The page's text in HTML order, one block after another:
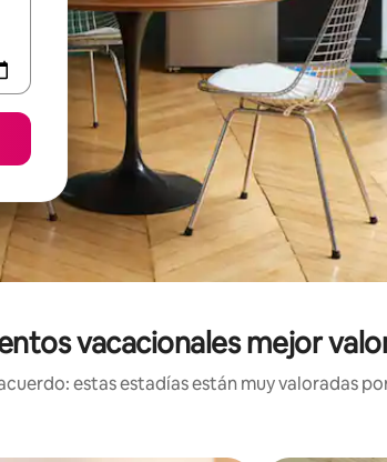
vacacionales mejor
estas estadías están muy valoradas